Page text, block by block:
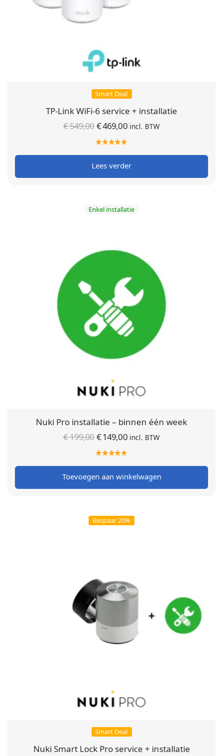
Smart Deal
TP-Link WiFi-6 service + installatie
€549,00Oorspronkelijke
prijs was:
€ 549,00.
€469,00 Huidige
€ 469,00.
incl. BTW
Lees verder
Enkel installatie
Nuki Pro installatie – binnen één week
€199,00Oorspronkelijke
prijs was:
€ 199,00.
€149,00 Huidige
€ 149,00.
incl. BTW
Toevoegen aan winkelwagen
Bespaar 20%
Smart Deal
Nuki Smart Lock Pro service + installatie